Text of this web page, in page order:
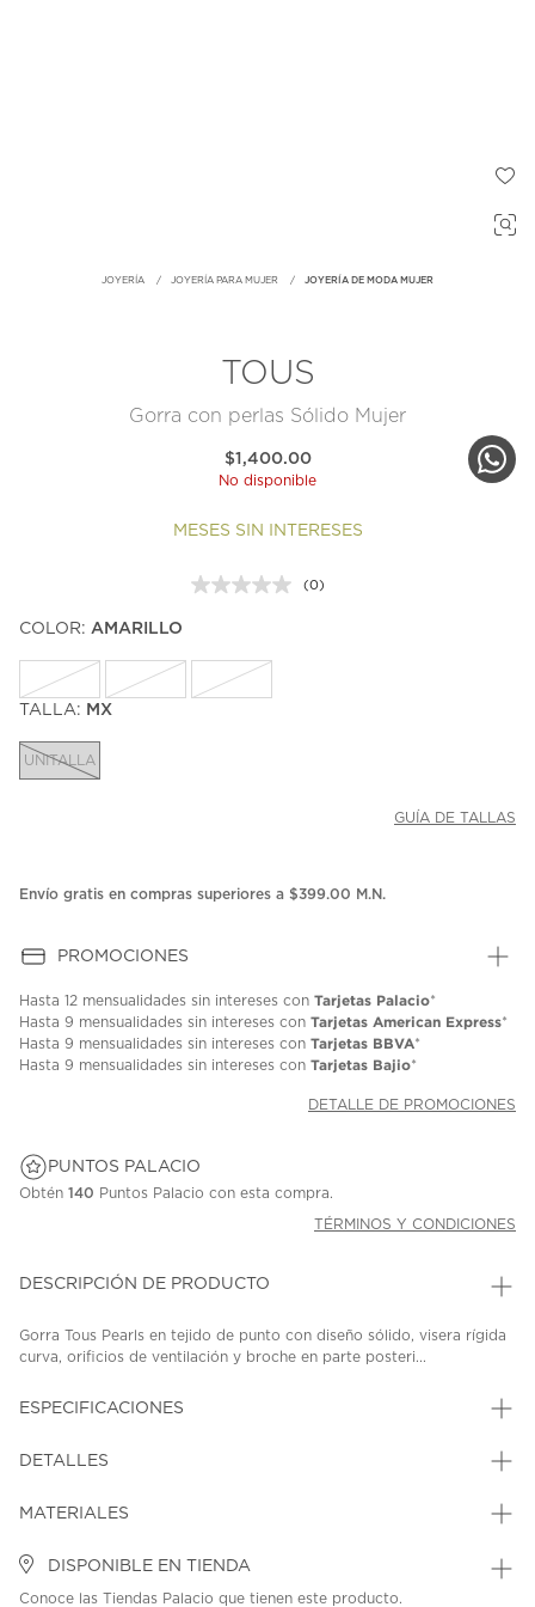
JOYERÍA JOYERÍA PARA MUJER JOYERÍA DE MODA MUJER
TOUS
Gorra con perlas Sólido Mujer
$1,400.00
No disponible
MESES SIN INTERESES
Sin
(0)
COLOR: AMARILLO
TALLA: MX
UNITALLA
GUÍA DE TALLAS
Envío gratis en compras superiores a $399.00 M.N.
PROMOCIONES
Hasta 12 mensualidades sin intereses con Tarjetas Palacio*
Hasta 9 mensualidades sin intereses con Tarjetas American Express*
Hasta 9 mensualidades sin intereses con Tarjetas BBVA*
Hasta 9 mensualidades sin intereses con Tarjetas Bajio*
DETALLE DE PROMOCIONES
PUNTOS PALACIO
Obtén 140 Puntos Palacio con esta compra.
TÉRMINOS Y CONDICIONES
DESCRIPCIÓN DE PRODUCTO
Gorra Tous Pearls en tejido de punto con diseño sólido, visera rígida
curva, orificios de ventilación y broche en parte posteri...
ESPECIFICACIONES
DETALLES
MATERIALES
DISPONIBLE EN TIENDA
Conoce las Tiendas Palacio que tienen este producto.